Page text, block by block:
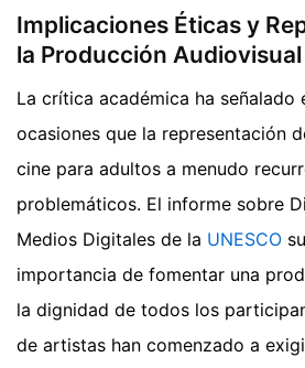
Implicaciones Éticas y
la Producción Audiovisual
La crítica académica ha señalado
ocasiones que la representación
cine para adultos a menudo
problemáticos. El informe sobre
Medios Digitales de la UNESCO
importancia de fomentar una
la dignidad de todos los
de artistas han comenzado a